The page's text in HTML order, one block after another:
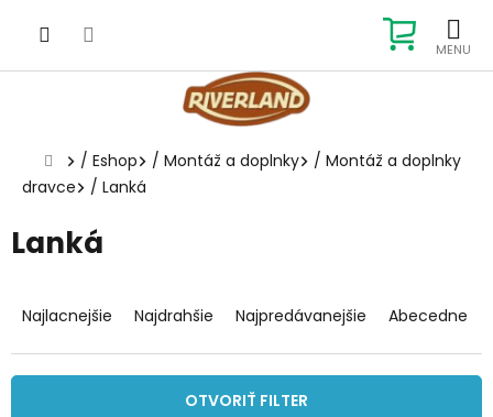
KOŠÍK
Domov
/ Eshop / Montáž a doplnky / Montáž a doplnky
dravce
/ Lanká
Lanká
a
e
n
Najlacnejšie Najdrahšie Najpredávanejšie Abecedne
OTVORIŤ FILTER